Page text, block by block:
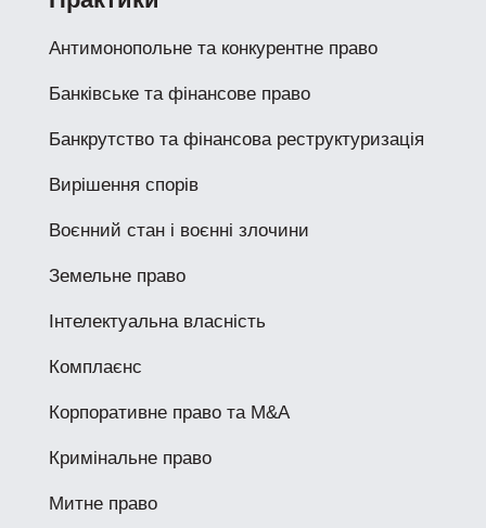
Антимонопольне та конкурентне право
Банківське та фінансове право
Банкрутство та фінансова реструктуризація
Вирішення спорів
Воєнний стан і воєнні злочини
Земельне право
Інтелектуальна власність
Комплаєнс
Корпоративне право та M&A
Кримінальне право
Митне право